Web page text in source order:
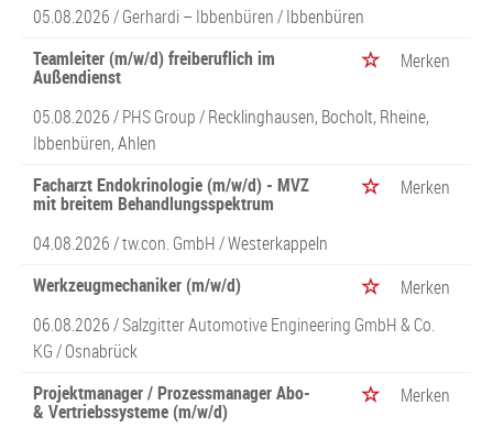
05.08.2026 /Gerhardi – Ibbenbüren/ Ibbenbüren
Teamleiter (m/w/d) freiberuflich im
Außendienst
Merken
05.08.2026 /PHS Group/ Recklinghausen, Bocholt, Rheine,
Ibbenbüren, Ahlen
Facharzt Endokrinologie (m/w/d) - MVZ
mit breitem Behandlungsspektrum
Merken
04.08.2026 /tw.con. GmbH/ Westerkappeln
Werkzeugmechaniker (m/w/d)
Merken
06.08.2026 /Salzgitter Automotive Engineering GmbH & Co.
KG/ Osnabrück
Projektmanager / Prozessmanager Abo-
& Vertriebssysteme (m/w/d)
Merken